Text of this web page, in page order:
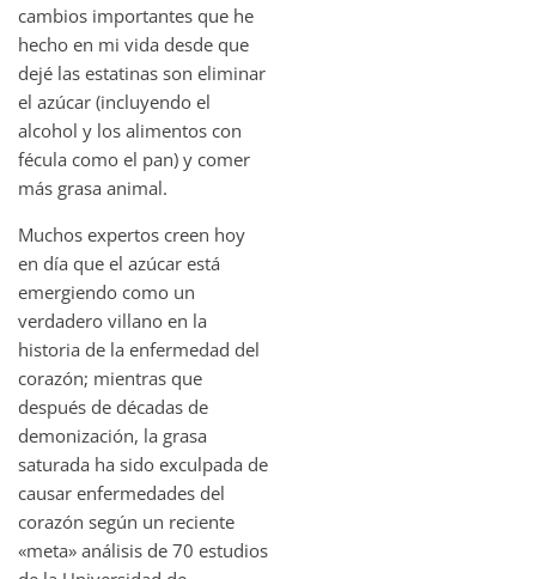
cambios importantes que he
hecho en mi vida desde que
dejé las estatinas son eliminar
el azúcar (incluyendo el
alcohol y los alimentos con
fécula como el pan) y comer
más grasa animal.
Muchos expertos creen hoy
en día que el azúcar está
emergiendo como un
verdadero villano en la
historia de la enfermedad del
corazón; mientras que
después de décadas de
demonización, la grasa
saturada ha sido exculpada de
causar enfermedades del
corazón según un reciente
«meta» análisis de 70 estudios